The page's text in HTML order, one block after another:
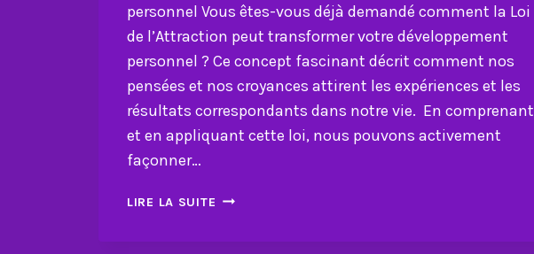
personnel Vous êtes-vous déjà demandé comment la Loi
de l’Attraction peut transformer votre développement
personnel ? Ce concept fascinant décrit comment nos
pensées et nos croyances attirent les expériences et les
résultats correspondants dans notre vie. En comprenant
et en appliquant cette loi, nous pouvons activement
façonner…
LIRE LA SUITE LA